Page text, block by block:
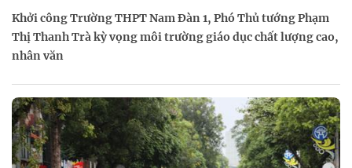
Khởi công Trường THPT Nam Đàn 1, Phó Thủ tướng Phạm
Thị Thanh Trà kỳ vọng môi trường giáo dục chất lượng cao,
nhân văn